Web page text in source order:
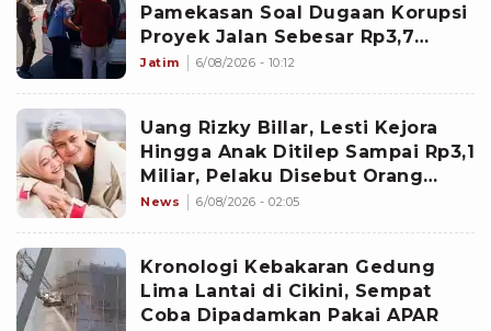
Pamekasan Soal Dugaan Korupsi
Proyek Jalan Sebesar Rp3,7
Milliar
Jatim 6/08/2026 - 10:12
Uang Rizky Billar, Lesti Kejora
Hingga Anak Ditilep Sampai Rp3,1
Miliar, Pelaku Disebut Orang
Terdekat
News 6/08/2026 - 02:05
Kronologi Kebakaran Gedung
Lima Lantai di Cikini, Sempat
Coba Dipadamkan Pakai APAR